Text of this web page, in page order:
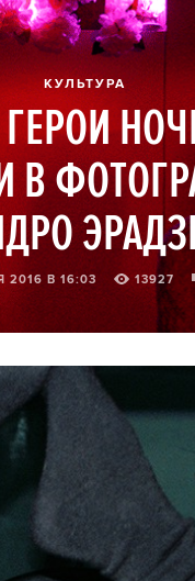
КУЛЬТУРА
В
2016 В 16:03 13927